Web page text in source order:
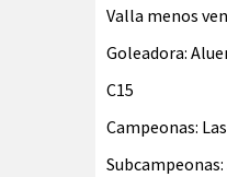
Valla menos
Goleadora:
C15
Campeonas: